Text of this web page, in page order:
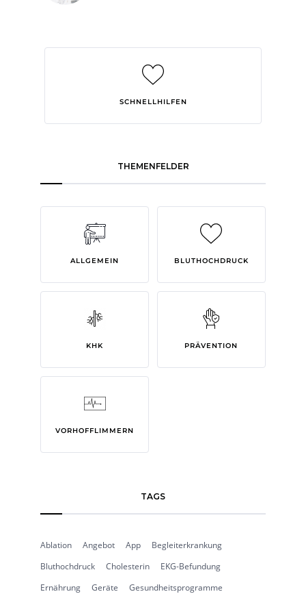
SCHNELLHILFEN
THEMENFELDER
ALLGEMEIN BLUTHOCHDRUCK
KHK PRÄVENTION
VORHOFFLIMMERN
TAGS
Ablation Angebot App
Begleiterkrankung
Bluthochdruck
Cholesterin
EKG-Befundung
Ernährung
Geräte
Gesundheitsprogramme